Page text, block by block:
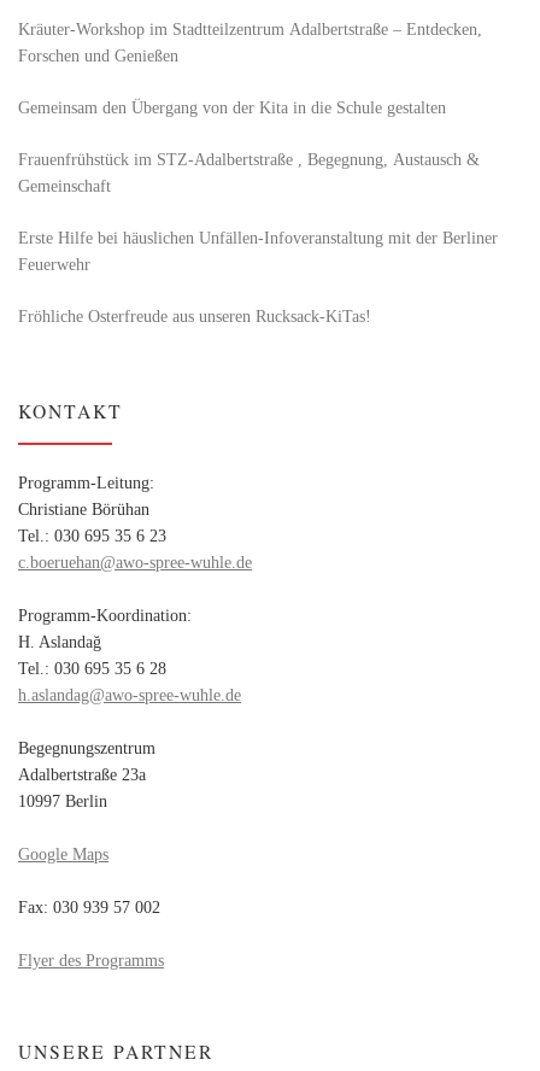
Kräuter-Workshop im Stadtteilzentrum Adalbertstraße – Entdecken,
Forschen und Genießen
Gemeinsam den Übergang von der Kita in die Schule gestalten
Frauenfrühstück im STZ-Adalbertstraße , Begegnung, Austausch &
Gemeinschaft
Erste Hilfe bei häuslichen Unfällen-Infoveranstaltung mit der Berliner
Feuerwehr
Fröhliche Osterfreude aus unseren Rucksack-KiTas!
KONTAKT
Programm-Leitung:
Christiane Börühan
Tel.: 030 695 35 6 23
c.boeruehan@awo-spree-wuhle.de
Programm-Koordination:
H. Aslandağ
Tel.: 030 695 35 6 28
h.aslandag@awo-spree-wuhle.de
Begegnungszentrum
Adalbertstraße 23a
10997 Berlin
Google Maps
Fax: 030 939 57 002
Flyer des Programms
UNSERE PARTNER